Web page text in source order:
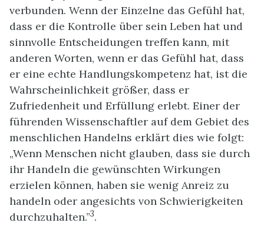
verbunden. Wenn der Einzelne das Gefühl hat,
dass er die Kontrolle über sein Leben hat und
sinnvolle Entscheidungen treffen kann, mit
anderen Worten, wenn er das Gefühl hat, dass
er eine echte Handlungskompetenz hat, ist die
Wahrscheinlichkeit größer, dass er
Zufriedenheit und Erfüllung erlebt. Einer der
führenden Wissenschaftler auf dem Gebiet des
menschlichen Handelns erklärt dies wie folgt:
„Wenn Menschen nicht glauben, dass sie durch
ihr Handeln die gewünschten Wirkungen
erzielen können, haben sie wenig Anreiz zu
handeln oder angesichts von Schwierigkeiten
durchzuhalten.”3.